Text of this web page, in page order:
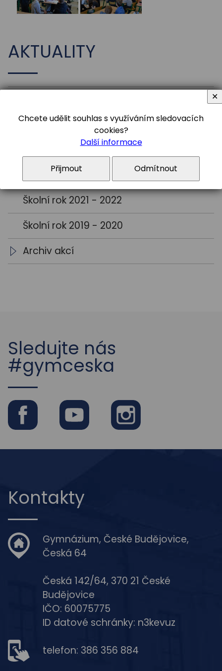
AKTUALITY
Školní rok 2024 - 2025
Školní rok 2023 - 2024
Školní rok 2022 - 2023
Školní rok 2021 - 2022
Školní rok 2019 - 2020
Archiv akcí
Sledujte nás
#gymceska
Kontakty
Gymnázium, České Budějovice,
Česká 64
Česká 142/64, 370 21 České
Budějovice
IČO: 60075775
ID datové schránky: n3kevuz
telefon: 386 356 884
Chcete udělit souhlas s využíváním sledovacích
cookies?
Další informace
Přijmout Odmítnout
✕